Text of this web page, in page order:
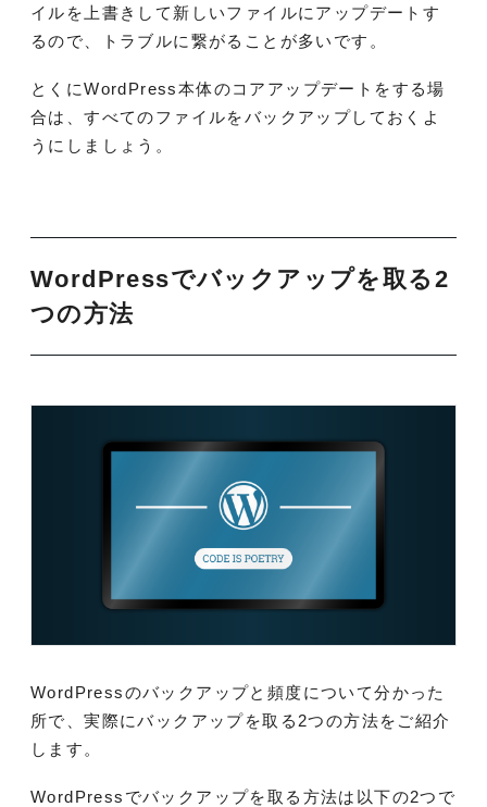
イルを上書きして新しいファイルにアップデートす
るので、トラブルに繋がることが多いです。
とくにWordPress本体のコアアップデートをする場
合は、すべてのファイルをバックアップしておくよ
うにしましょう。
WordPressでバックアップを取る2
つの方法
WordPressのバックアップと頻度について分かった
所で、実際にバックアップを取る2つの方法をご紹介
します。
WordPressでバックアップを取る方法は以下の2つで